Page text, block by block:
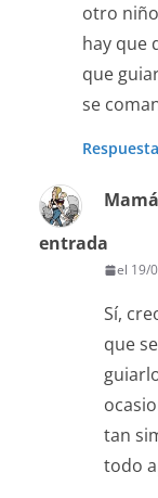
otro
hay que
que
se
Respuesta
entrada
el 19/
Sí,
que
tan
todo